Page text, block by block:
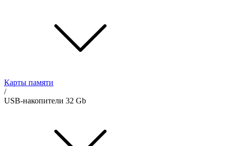
Карты памяти
/
USB-накопители 32 Gb